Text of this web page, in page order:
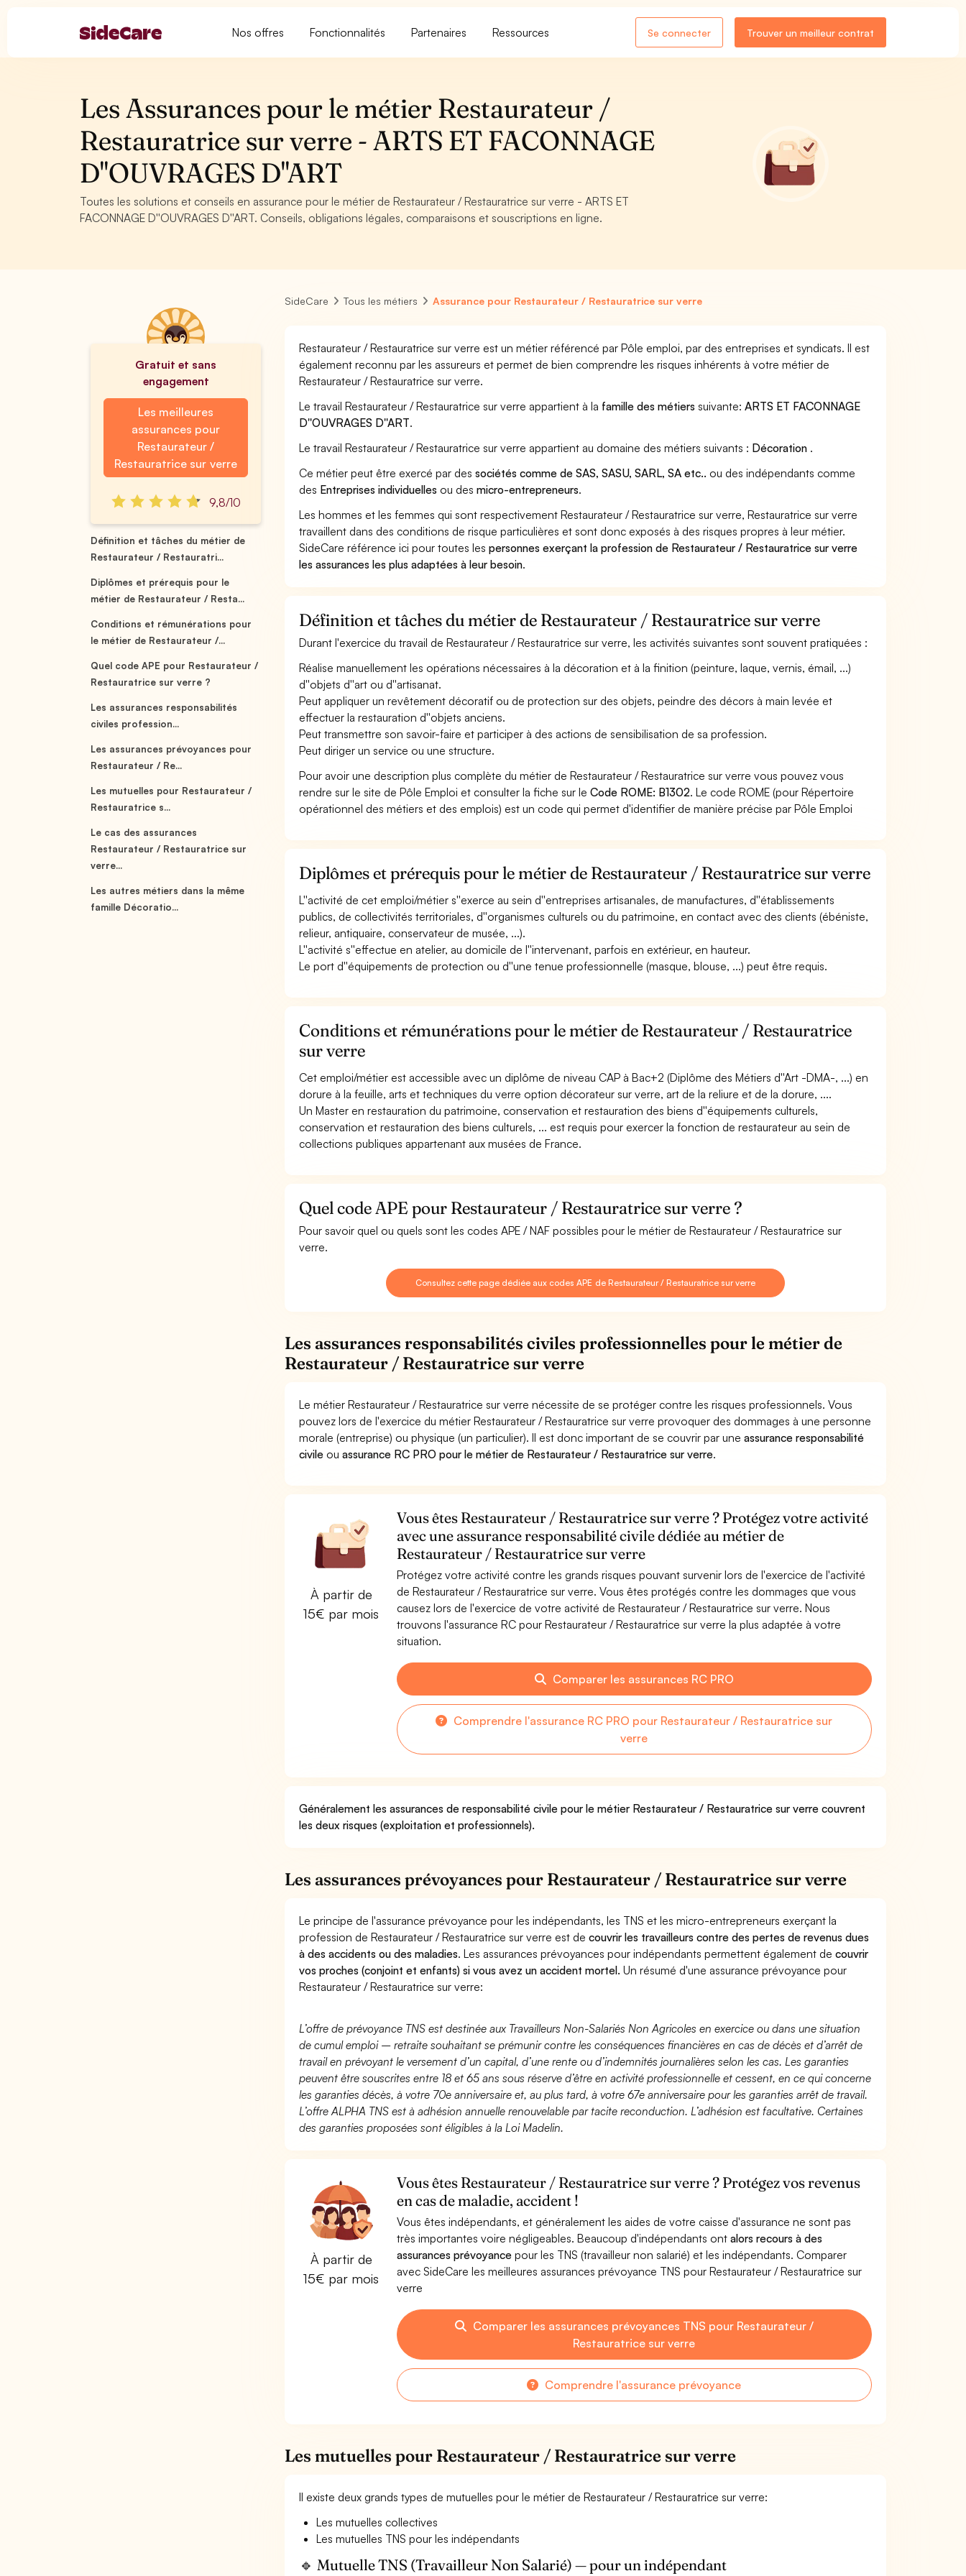
Nos offres Fonctionnalités Partenaires Ressources Se connecter Trouver un meilleur contrat
Les Assurances pour le métier Restaurateur /
Restauratrice sur verre - ARTS ET FACONNAGE
D''OUVRAGES D''ART
Toutes les solutions et conseils en assurance pour le métier de Restaurateur / Restauratrice sur verre - ARTS ET
FACONNAGE D''OUVRAGES D''ART. Conseils, obligations légales, comparaisons et souscriptions en ligne.
Gratuit et sans
engagement
Les meilleures
assurances pour
Restaurateur /
Restauratrice sur verre
9,8/10
Définition et tâches du métier de
Restaurateur / Restauratri...
Diplômes et prérequis pour le
métier de Restaurateur / Resta...
Conditions et rémunérations pour
le métier de Restaurateur /...
Quel code APE pour Restaurateur /
Restauratrice sur verre ?
Les assurances responsabilités
civiles profession...
Les assurances prévoyances pour
Restaurateur / Re...
Les mutuelles pour Restaurateur /
Restauratrice s...
Le cas des assurances
Restaurateur / Restauratrice sur
verre...
Les autres métiers dans la même
famille Décoratio...
SideCare Tous les métiers Assurance pour Restaurateur / Restauratrice sur verre
Restaurateur / Restauratrice sur verre est un métier référencé par Pôle emploi, par des entreprises et syndicats. Il est
également reconnu par les assureurs et permet de bien comprendre les risques inhérents à votre métier de
Restaurateur / Restauratrice sur verre.
Le travail Restaurateur / Restauratrice sur verre appartient à la famille des métiers suivante:ARTS ET FACONNAGE
D''OUVRAGES D''ART.
Le travail Restaurateur / Restauratrice sur verre appartient au domaine des métiers suivants : Décoration .
Ce métier peut être exercé par dessociétés comme de SAS, SASU, SARL, SA etc.. ou des indépendants comme
des Entreprises individuelles ou desmicro-entrepreneurs.
Les hommes et les femmes qui sont respectivement Restaurateur / Restauratrice sur verre, Restauratrice sur verre
travaillent dans des conditions de risque particulières et sont donc exposés à des risques propres à leur métier.
SideCare référence ici pour toutes lespersonnes exerçant la profession de Restaurateur / Restauratrice sur verre
les assurances les plus adaptées à leur besoin.
Définition et tâches du métier de Restaurateur / Restauratrice sur verre
Durant l'exercice du travail de Restaurateur / Restauratrice sur verre, les activités suivantes sont souvent pratiquées :
Réalise manuellement les opérations nécessaires à la décoration et à la finition (peinture, laque, vernis, émail, ...)
d''objets d''art ou d''artisanat.
Peut appliquer un revêtement décoratif ou de protection sur des objets, peindre des décors à main levée et
effectuer la restauration d''objets anciens.
Peut transmettre son savoir-faire et participer à des actions de sensibilisation de sa profession.
Peut diriger un service ou une structure.
Pour avoir une description plus complète du métier de Restaurateur / Restauratrice sur verre vous pouvez vous
rendre sur le site de Pôle Emploi et consulter la fiche sur leCode ROME: B1302. Le code ROME (pour Répertoire
opérationnel des métiers et des emplois) est un code qui permet d'identifier de manière précise par Pôle Emploi
Diplômes et prérequis pour le métier de Restaurateur / Restauratrice sur verre
L''activité de cet emploi/métier s''exerce au sein d''entreprises artisanales, de manufactures, d''établissements
publics, de collectivités territoriales, d''organismes culturels ou du patrimoine, en contact avec des clients (ébéniste,
relieur, antiquaire, conservateur de musée, ...).
L''activité s''effectue en atelier, au domicile de l''intervenant, parfois en extérieur, en hauteur.
Le port d''équipements de protection ou d''une tenue professionnelle (masque, blouse, ...) peut être requis.
Conditions et rémunérations pour le métier de Restaurateur / Restauratrice
sur verre
Cet emploi/métier est accessible avec un diplôme de niveau CAP à Bac+2 (Diplôme des Métiers d''Art -DMA-, ...) en
dorure à la feuille, arts et techniques du verre option décorateur sur verre, art de la reliure et de la dorure, ....
Un Master en restauration du patrimoine, conservation et restauration des biens d''équipements culturels,
conservation et restauration des biens culturels, ... est requis pour exercer la fonction de restaurateur au sein de
collections publiques appartenant aux musées de France.
Quel code APE pour Restaurateur / Restauratrice sur verre ?
Pour savoir quel ou quels sont les codes APE / NAF possibles pour le métier de Restaurateur / Restauratrice sur
verre.
Consultez cette page dédiée aux codes APE de Restaurateur / Restauratrice sur verre
Les assurances responsabilités civiles professionnelles pour le métier de
Restaurateur / Restauratrice sur verre
Le métier Restaurateur / Restauratrice sur verre nécessite de se protéger contre les risques professionnels. Vous
pouvez lors de l'exercice du métier Restaurateur / Restauratrice sur verre provoquer des dommages à une personne
morale (entreprise) ou physique (un particulier). Il est donc important de se couvrir par uneassurance responsabilité
civile ouassurance RC PRO pour le métier de Restaurateur / Restauratrice sur verre.
À partir de
15€ par mois
Vous êtes Restaurateur / Restauratrice sur verre ? Protégez votre activité
avec une assurance responsabilité civile dédiée au métier de
Restaurateur / Restauratrice sur verre
Protégez votre activité contre les grands risques pouvant survenir lors de l'exercice de l'activité
de Restaurateur / Restauratrice sur verre. Vous êtes protégés contre les dommages que vous
causez lors de l'exercice de votre activité de Restaurateur / Restauratrice sur verre. Nous
trouvons l'assurance RC pour Restaurateur / Restauratrice sur verre la plus adaptée à votre
situation.
Comparer les assurances RC PRO
Comprendre l'assurance RC PRO pour Restaurateur / Restauratrice sur
verre
Généralement les assurances de responsabilité civile pour le métier Restaurateur / Restauratrice sur verre couvrent
les deux risques (exploitation et professionnels).
Les assurances prévoyances pour Restaurateur / Restauratrice sur verre
Le principe de l'assurance prévoyance pour les indépendants, les TNS et les micro-entrepreneurs exerçant la
profession de Restaurateur / Restauratrice sur verre est decouvrir les travailleurs contre des pertes de revenus dues
à des accidents ou des maladies. Les assurances prévoyances pour indépendants permettent également decouvrir
vos proches (conjoint et enfants) si vous avez un accident mortel. Un résumé d'une assurance prévoyance pour
Restaurateur / Restauratrice sur verre:
L’offre de prévoyance TNS est destinée aux Travailleurs Non-Salariés Non Agricoles en exercice ou dans une situation
de cumul emploi – retraite souhaitant se prémunir contre les conséquences financières en cas de décès et d’arrêt de
travail en prévoyant le versement d’un capital, d’une rente ou d’indemnités journalières selon les cas. Les garanties
peuvent être souscrites entre 18 et 65 ans sous réserve d’être en activité professionnelle et cessent, en ce qui concerne
les garanties décès, à votre 70e anniversaire et, au plus tard, à votre 67e anniversaire pour les garanties arrêt de travail.
L’offre ALPHA TNS est à adhésion annuelle renouvelable par tacite reconduction. L’adhésion est facultative. Certaines
des garanties proposées sont éligibles à la Loi Madelin.
À partir de
15€ par mois
Vous êtes Restaurateur / Restauratrice sur verre ? Protégez vos revenus
en cas de maladie, accident !
Vous êtes indépendants, et généralement les aides de votre caisse d'assurance ne sont pas
très importantes voire négligeables. Beaucoup d'indépendants ont alors recours à des
assurances prévoyancepour les TNS (travailleur non salarié) et les indépendants. Comparer
avec SideCare les meilleures assurances prévoyance TNS pour Restaurateur / Restauratrice sur
verre
Comparer les assurances prévoyances TNS pour Restaurateur /
Restauratrice sur verre
Comprendre l'assurance prévoyance
Les mutuelles pour Restaurateur / Restauratrice sur verre
Il existe deux grands types de mutuelles pour le métier de Restaurateur / Restauratrice sur verre:
Les mutuelles collectives
Les mutuelles TNS pour les indépendants
🔹 Mutuelle TNS (Travailleur Non Salarié) — pour un indépendant